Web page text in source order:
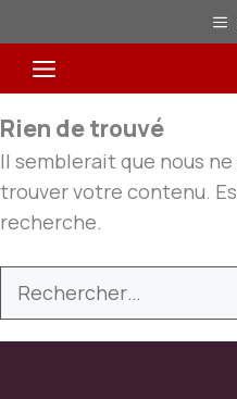
au
contenuMenu
Rien de trouvé
Il semblerait que nous
trouver votre contenu.
recherche.
Rechercher :